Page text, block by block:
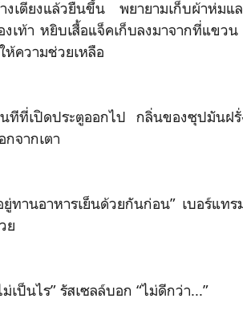
งเตียงแล้วยืนขึ้น พยายามเก็บผ้าห่มแ
งเท้า หยิบเสื้อแจ็คเก็บลงมาจากที่แขว
ห้ความช่วยเหลือ
ทีที่เปิดประตูออกไป กลิ่นของซุปมันฝ
กจากเตา
ยู่ทานอาหารเย็นด้วยกันก่อน” เบอร์แท
ย
ม่เป็นไร” รัสเซลล์บอก “ไม่ดีกว่า...”